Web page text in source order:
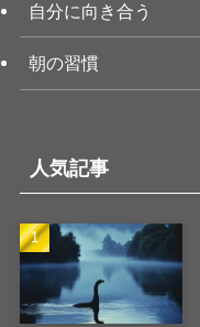
自分に向き合う
朝の習慣
人気記事